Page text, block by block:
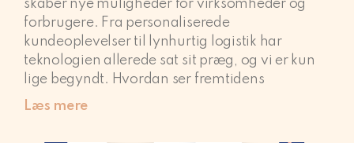
skaber nye muligheder for virksomheder og
forbrugere. Fra personaliserede
kundeoplevelser til lynhurtig logistik har
teknologien allerede sat sit præg, og vi er kun
lige begyndt. Hvordan ser fremtidens
Læs mere